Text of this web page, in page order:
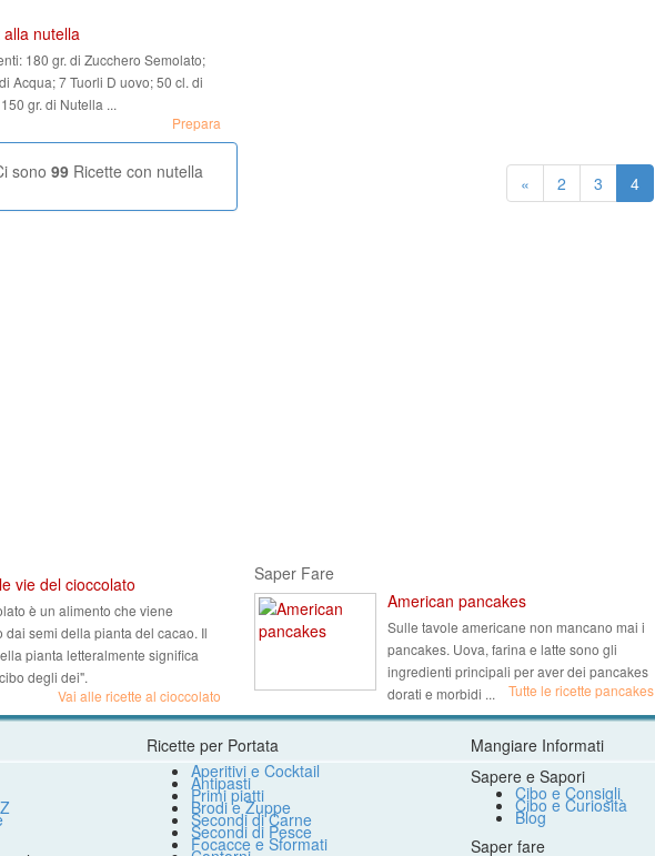
alla nutella
180 gr. di Zucchero Semolato;
Acqua; 7 Tuorli D uovo; 50 cl. di
gr. di Nutella ...
Prepara
sono 99 Ricette con nutella
« 2 3 4
vie del cioccolato
è un alimento che viene
dai semi della pianta del cacao. Il
pianta letteralmente significa
degli dei".
Vai alle ricette al cioccolato
Saper Fare
American pancakes
Sulle tavole americane non mancano mai i
pancakes. Uova, farina e latte sono gli
ingredienti principali per aver dei pancakes
dorati e morbidi ...
Tutte le ricette pancakes
Ricette per Portata
Aperitivi e Cocktail
Antipasti
Primi piatti
Brodi e Zuppe
Secondi di Carne
Secondi di Pesce
Focacce e Sformati
Mangiare Informati
Sapere e Sapori
Cibo e Consigli
Cibo e Curiosità
Blog
Saper fare